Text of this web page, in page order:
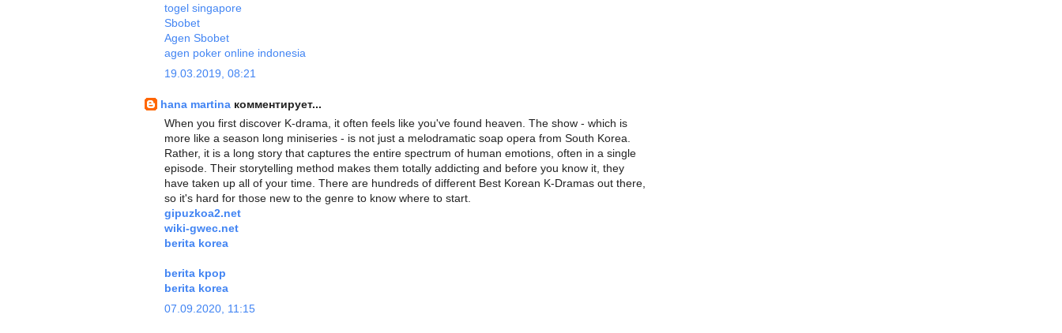
togel singapore
Sbobet
Agen Sbobet
agen poker online indonesia
19.03.2019, 08:21
hana martina комментирует...
When you first discover K-drama, it often feels like you've found heaven. The show - which is
more like a season long miniseries - is not just a melodramatic soap opera from South Korea.
Rather, it is a long story that captures the entire spectrum of human emotions, often in a single
episode. Their storytelling method makes them totally addicting and before you know it, they
have taken up all of your time. There are hundreds of different Best Korean K-Dramas out there,
so it's hard for those new to the genre to know where to start.
gipuzkoa2.net
wiki-gwec.net
berita korea
berita kpop
berita korea
07.09.2020, 11:15